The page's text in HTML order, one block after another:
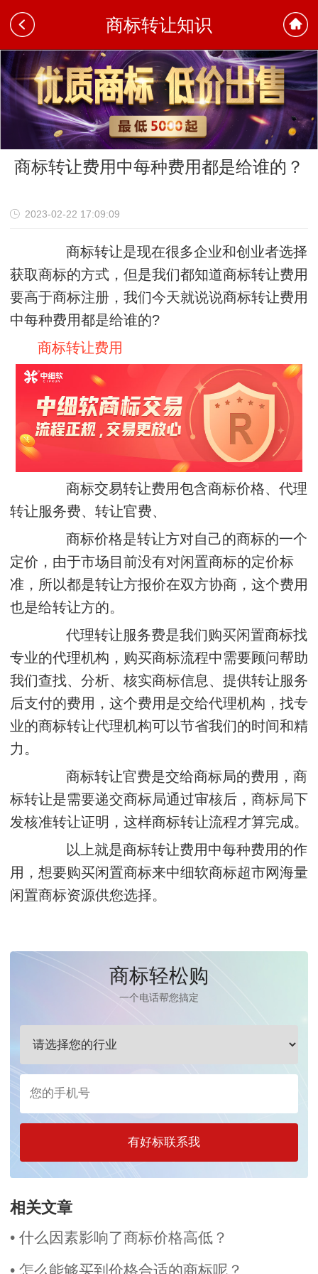
商标转让知识
商标转让费用中每种费用都是给谁的？
" 2023-02-22 17:09:09
商标转让是现在很多企业和创业者选择
获取商标的方式，但是我们都知道商标转让费用
要高于商标注册，我们今天就说说商标转让费用
中每种费用都是给谁的?
商标转让费用
商标交易转让费用包含商标价格、代理
转让服务费、转让官费、
商标价格是转让方对自己的商标的一个
定价，由于市场目前没有对闲置商标的定价标
准，所以都是转让方报价在双方协商，这个费用
也是给转让方的。
代理转让服务费是我们购买闲置商标找
专业的代理机构，购买商标流程中需要顾问帮助
我们查找、分析、核实商标信息、提供转让服务
后支付的费用，这个费用是交给代理机构，找专
业的商标转让代理机构可以节省我们的时间和精
力。
商标转让官费是交给商标局的费用，商
标转让是需要递交商标局通过审核后，商标局下
发核准转让证明，这样商标转让流程才算完成。
以上就是商标转让费用中每种费用的作
用，想要购买闲置商标来中细软商标超市网海量
闲置商标资源供您选择。
商标轻松购
一个电话帮您搞定
有好标联系我
相关文章
• 什么因素影响了商标价格高低？
• 怎么能够买到价格合适的商标呢？